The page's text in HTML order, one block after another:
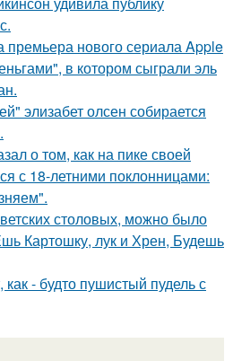
нового сериала Apple
в котором сыграли эль
элизабет олсен собирается
о том, как на пике своей
с 18-летними поклонницами:
столовых, можно было
Картошку, лук и Хрен, Будешь
- будто пушистый пудель с